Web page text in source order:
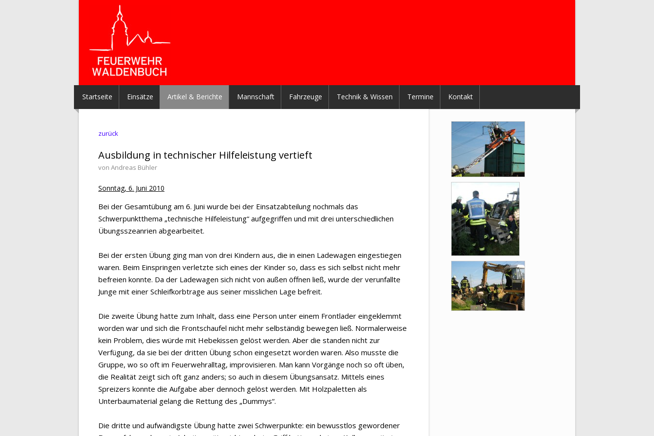
Startseite Einsätze Artikel & Berichte Mannschaft Fahrzeuge Technik & Wissen Termine Kontakt
zurück
Ausbildung in technischer Hilfeleistung vertieft
von Andreas Bühler
Sonntag, 6. Juni 2010
Bei der Gesamtübung am 6. Juni wurde bei der Einsatzabteilung nochmals das
Schwerpunktthema „technische Hilfeleistung“ aufgegriffen und mit drei unterschiedlichen
Übungsszeanrien abgearbeitet.
Bei der ersten Übung ging man von drei Kindern aus, die in einen Ladewagen eingestiegen
waren. Beim Einspringen verletzte sich eines der Kinder so, dass es sich selbst nicht mehr
befreien konnte. Da der Ladewagen sich nicht von außen öffnen ließ, wurde der verunfallte
Junge mit einer Schleifkorbtrage aus seiner misslichen Lage befreit.
Die zweite Übung hatte zum Inhalt, dass eine Person unter einem Frontlader eingeklemmt
worden war und sich die Frontschaufel nicht mehr selbständig bewegen ließ. Normalerweise
kein Problem, dies würde mit Hebekissen gelöst werden. Aber die standen nicht zur
Verfügung, da sie bei der dritten Übung schon eingesetzt worden waren. Also musste die
Gruppe, wo so oft im Feuerwehralltag, improvisieren. Man kann Vorgänge noch so oft üben,
die Realität zeigt sich oft ganz anders; so auch in diesem Übungsansatz. Mittels eines
Spreizers konnte die Aufgabe aber dennoch gelöst werden. Mit Holzpaletten als
Unterbaumaterial gelang die Rettung des „Dummys“.
Die dritte und aufwändigste Übung hatte zwei Schwerpunkte: ein bewusstlos gewordener